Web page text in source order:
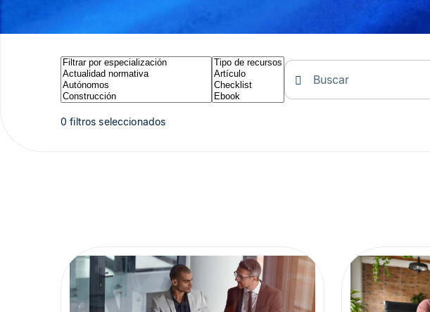
0 filtros seleccionados